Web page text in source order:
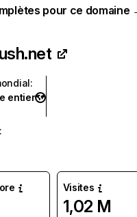
pour ce domaine
:
entier
:
Visites
1,02 M